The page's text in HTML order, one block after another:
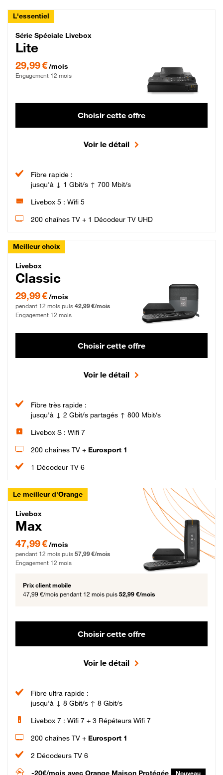
L'essentiel
Série Spéciale Livebox Lite Fibre
Série Spéciale Livebox
Lite
29,99 €/mois
Engagement 12 mois
Choisir cette offre
Voir le détail
Fibre rapide :
jusqu'à ↓ 1 Gbit/s ↑ 700 Mbit/s
Livebox 5 : Wifi 5
200 chaînes TV + 1 Décodeur TV UHD
Meilleur choix
Livebox Classic Fibre
Livebox
Classic
29,99 € par mois pendant 12 mois puis 42,99 € par mois, Engagement 12 mois
29,99 €/mois
pendant 12 mois puis 42,99 €/mois
Engagement 12 mois
Choisir cette offre
Voir le détail
Fibre très rapide :
jusqu'à ↓ 2 Gbit/s partagés ↑ 800 Mbit/s
Livebox S : Wifi 7
200 chaînes TV + Eurosport 1
1 Décodeur TV 6
Le meilleur d'Orange
Livebox Max Fibre
Livebox
Max
47,99 € par mois pendant 12 mois puis 57,99 € par mois, Engagement 12 mois
47,99 €/mois
pendant 12 mois puis 57,99 €/mois
Engagement 12 mois
Prix client mobile
47,99 €/mois pendant 12 mois puis 52,99 €/mois
Choisir cette offre
Voir le détail
Fibre ultra rapide :
jusqu'à ↓ 8 Gbit/s ↑ 8 Gbit/s
Livebox 7 : Wifi 7 + 3 Répéteurs Wifi 7
200 chaînes TV + Eurosport 1
2 Décodeurs TV 6
-20€/mois avec Orange Maison Protégée Nouveau